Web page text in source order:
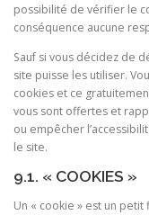
possibilité de vérifier le
conséquence aucune
Sauf si vous décidez de
site puisse les utiliser.
cookies et ce
vous sont offertes et
ou empêcher
le site.
9.1. « COOKIES »
Un « cookie » est un